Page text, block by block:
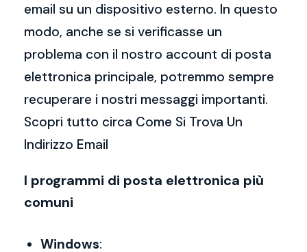
email su un dispositivo esterno. In questo
modo, anche se si verificasse un
problema con il nostro account di posta
elettronica principale, potremmo sempre
recuperare i nostri messaggi importanti.
Scopri tutto circa Come Si Trova Un
Indirizzo Email
I programmi di posta elettronica più
comuni
Windows: